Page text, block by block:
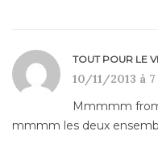
TOUT POUR LE
10/11/2013 à
Mmmmm
mmmm les deux